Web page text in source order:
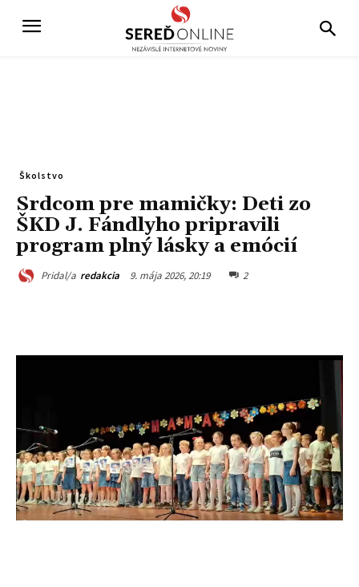
Školstvo
Srdcom pre mamičky: Deti zo
ŠKD J. Fándlyho pripravili
program plný lásky a emócií
Pridal/a redakcia 9. mája 2026, 20:19 2